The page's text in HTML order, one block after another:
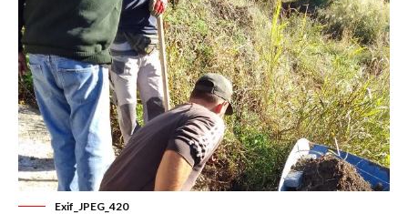
Exif_JPEG_420